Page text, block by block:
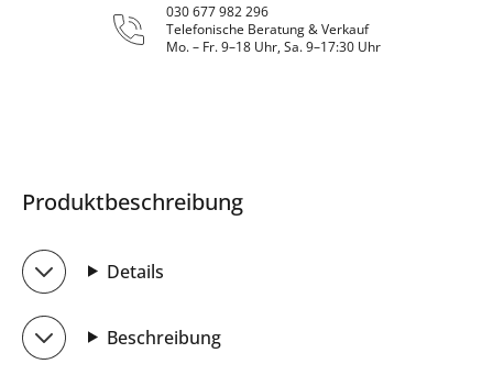
030 677 982 296
Telefonische Beratung & Verkauf
Mo. – Fr. 9–18 Uhr, Sa. 9–17:30 Uhr
Produktbeschreibung
Details
Beschreibung